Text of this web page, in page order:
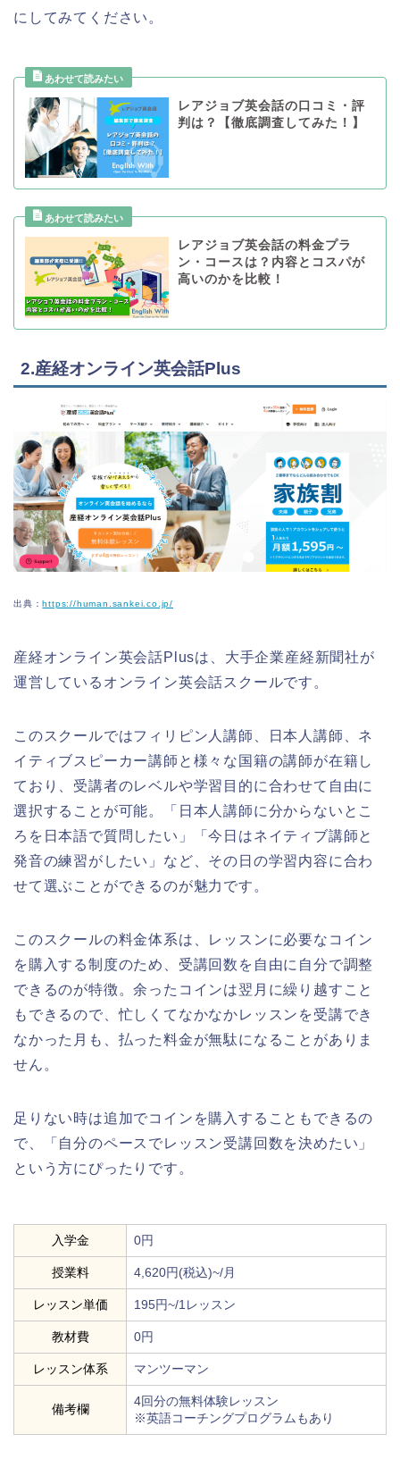
にしてみてください。
レアジョブ英会話の口コミ・評
判は？【徹底調査してみた！】
レアジョブ英会話の料金プラ
ン・コースは？内容とコスパが
高いのかを比較！
2.産経オンライン英会話Plus
出典： https://human.sankei.co.jp/
産経オンライン英会話Plusは、大手企業産経新聞社が
運営しているオンライン英会話スクールです。
このスクールではフィリピン人講師、日本人講師、ネ
イティブスピーカー講師と様々な国籍の講師が在籍し
ており、受講者のレベルや学習目的に合わせて自由に
選択することが可能。「日本人講師に分からないとこ
ろを日本語で質問したい」「今日はネイティブ講師と
発音の練習がしたい」など、その日の学習内容に合わ
せて選ぶことができるのが魅力です。
このスクールの料金体系は、レッスンに必要なコイン
を購入する制度のため、受講回数を自由に自分で調整
できるのが特徴。余ったコインは翌月に繰り越すこと
もできるので、忙しくてなかなかレッスンを受講でき
なかった月も、払った料金が無駄になることがありま
せん。
足りない時は追加でコインを購入することもできるの
で、「自分のペースでレッスン受講回数を決めたい」
という方にぴったりです。
入学金 0円
授業料 4,620円(税込)~/月
レッスン単価 195円~/1レッスン
教材費 0円
レッスン体系 マンツーマン
備考欄
4回分の無料体験レッスン
※英語コーチングプログラムもあり